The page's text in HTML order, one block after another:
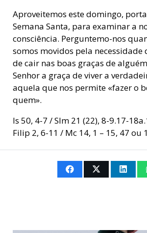
Aproveitemos este domingo,
Semana Santa, para examinar a
consciência. Perguntemo-nos
somos movidos pela necessidade
de cair nas boas graças de
Senhor a graça de viver a
aquela que nos permite «fazer o
quem».
Is 50, 4-7 / Slm 21 (22), 8-9.17-
Filip 2, 6-11 / Mc 14, 1 – 15, 47 ou